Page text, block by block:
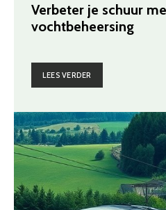
Verbeter je schuur
vochtbeheersing
LEES VERDER